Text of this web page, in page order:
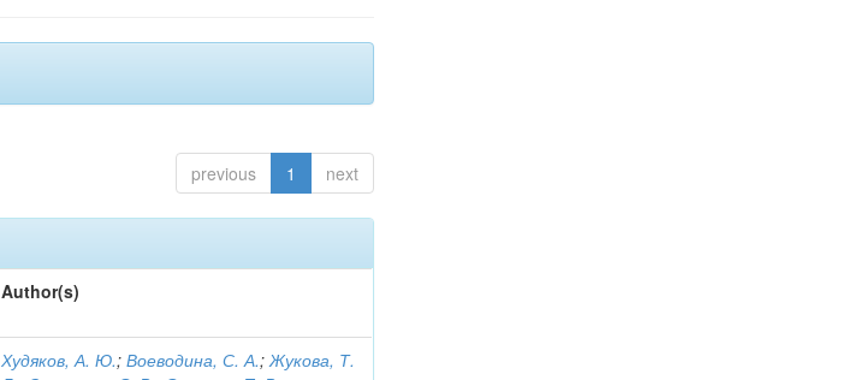
previous 1 next
Author(s)
Худяков, А. Ю.;Воеводина, С. А.;Жукова, Т.